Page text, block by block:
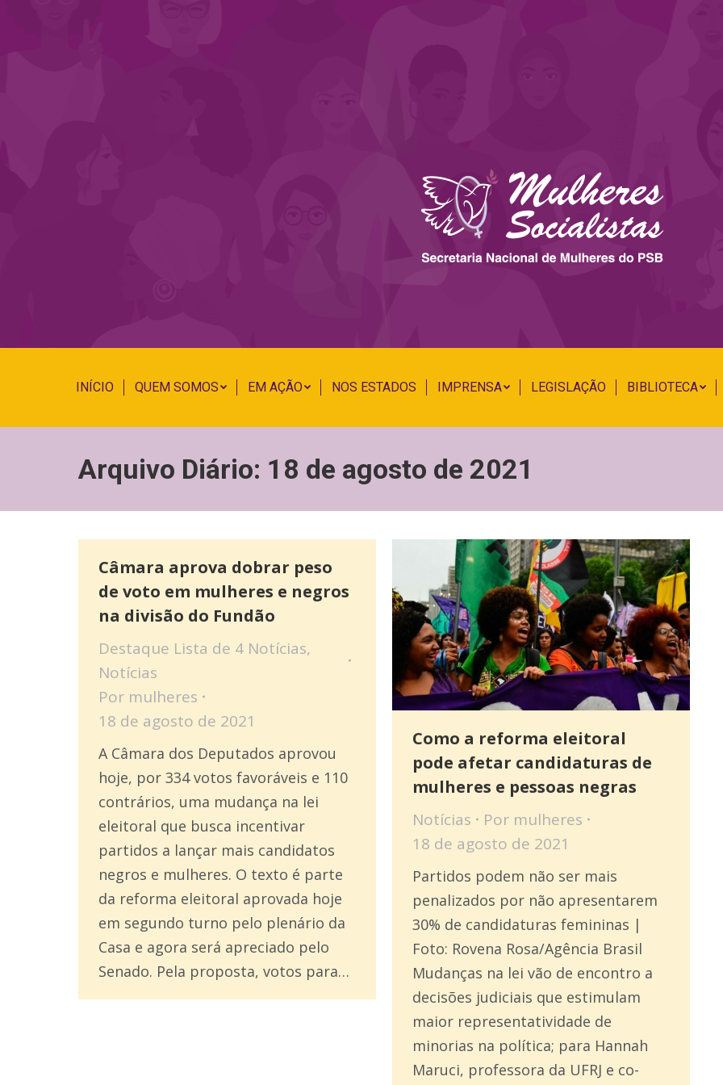
INÍCIO QUEM SOMOS EM AÇÃO NOS ESTADOS IMPRENSA LEGISLAÇÃO BIBLIOTECA
Arquivo Diário: 18 de agosto de 2021
Câmara aprova dobrar peso
de voto em mulheres e negros
na divisão do Fundão
Destaque Lista de 4 Notícias,
Notícias
Por mulheres
18 de agosto de 2021
A Câmara dos Deputados aprovou
hoje, por 334 votos favoráveis e 110
contrários, uma mudança na lei
eleitoral que busca incentivar
partidos a lançar mais candidatos
negros e mulheres. O texto é parte
da reforma eleitoral aprovada hoje
em segundo turno pelo plenário da
Casa e agora será apreciado pelo
Senado. Pela proposta, votos para…
Como a reforma eleitoral
pode afetar candidaturas de
mulheres e pessoas negras
Notícias Por mulheres
18 de agosto de 2021
Partidos podem não ser mais
penalizados por não apresentarem
30% de candidaturas femininas |
Foto: Rovena Rosa/Agência Brasil
Mudanças na lei vão de encontro a
decisões judiciais que estimulam
maior representatividade de
minorias na política; para Hannah
Maruci, professora da UFRJ e co-